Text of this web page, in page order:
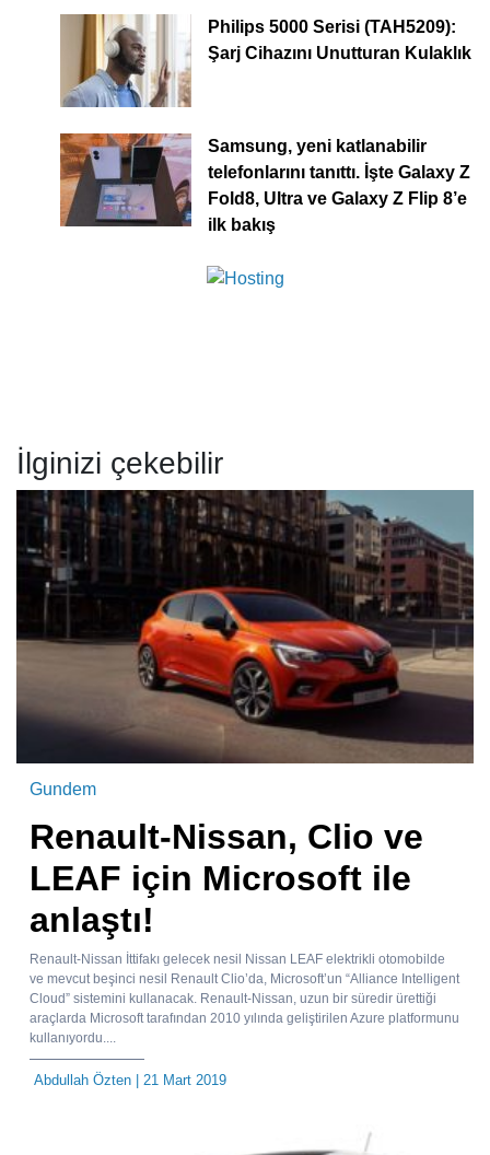
Philips 5000 Serisi (TAH5209):
Şarj Cihazını Unutturan Kulaklık
Samsung, yeni katlanabilir
telefonlarını tanıttı. İşte Galaxy Z
Fold8, Ultra ve Galaxy Z Flip 8’e
ilk bakış
İlginizi çekebilir
Gundem
Renault-Nissan, Clio ve
LEAF için Microsoft ile
anlaştı!
Renault-Nissan İttifakı gelecek nesil Nissan LEAF elektrikli otomobilde
ve mevcut beşinci nesil Renault Clio’da, Microsoft’un “Alliance Intelligent
Cloud” sistemini kullanacak. Renault-Nissan, uzun bir süredir ürettiği
araçlarda Microsoft tarafından 2010 yılında geliştirilen Azure platformunu
kullanıyordu....
Abdullah Özten | 21 Mart 2019